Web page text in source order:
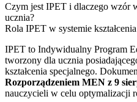
Czym jest IPET i dlaczego wzór
ucznia?
Rola IPET w systemie
IPET to Indywidualny Program
tworzony dla ucznia
kształcenia specjalnego.
Rozporządzeniem MEN z 9
nauczycieli w celu optymalizacji